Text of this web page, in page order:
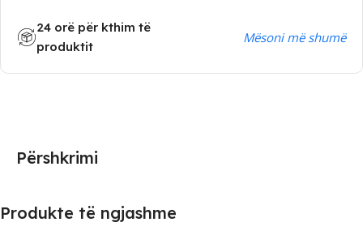
24 orë për kthim të
produktit
Mësoni më shumë
Përshkrimi
Produkte të ngjashme